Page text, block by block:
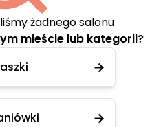
żadnego salonu
mieście lub kategorii?